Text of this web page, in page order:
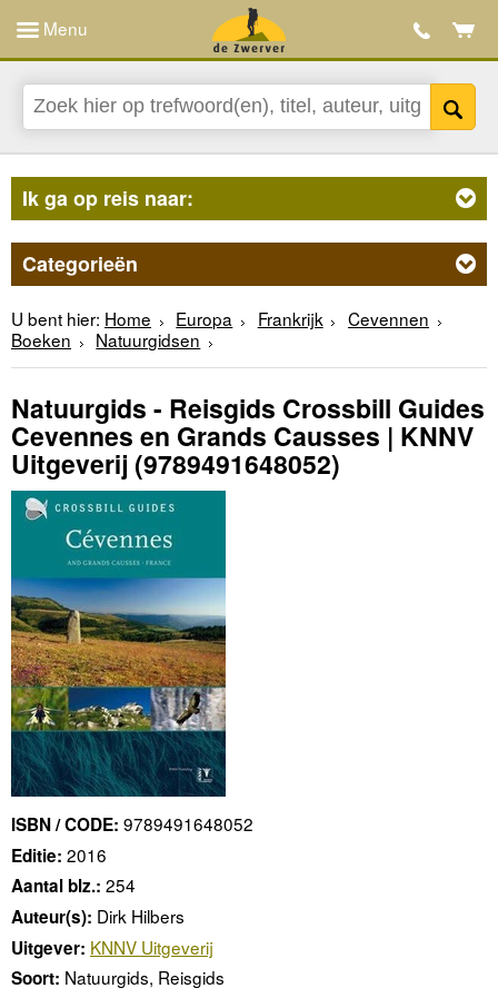
Menu
Ik ga op reis naar:
Categorieën
U bent hier: Home Europa Frankrijk
Cevennen
Boeken
Natuurgidsen
Natuurgids - Reisgids Crossbill Guides
Cevennes en Grands Causses | KNNV
Uitgeverij (9789491648052)
ISBN / CODE: 9789491648052
Editie: 2016
Aantal blz.: 254
Auteur(s): Dirk Hilbers
Uitgever: KNNV Uitgeverij
Soort: Natuurgids, Reisgids